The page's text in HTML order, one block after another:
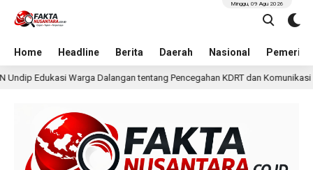
Home Headline Berita Daerah Nasional
Minggu, 09 Agu 2026
Pencegahan KDRT dan Komunikasi Keluarga 1 hari lalu KKN